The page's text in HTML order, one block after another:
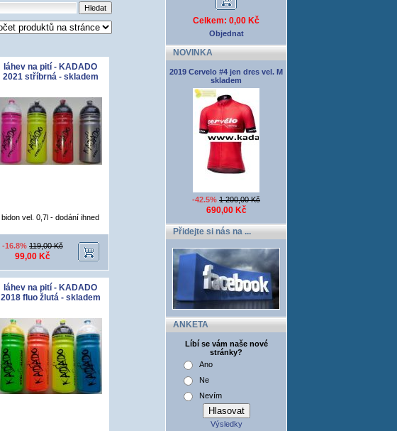
láhev na pití - KADADO
2021 stříbrná - skladem
bidon vel. 0,7l - dodání ihned
-16.8% 119,00 Kč
99,00 Kč
láhev na pití - KADADO
2018 fluo žlutá - skladem
Celkem: 0,00 Kč
Objednat
NOVINKA
2019 Cervelo #4 jen dres vel. M
skladem
-42.5% 1 200,00 Kč
690,00 Kč
Přidejte si nás na ...
ANKETA
Líbí se vám naše nové
stránky?
Ano
Ne
Nevím
Výsledky